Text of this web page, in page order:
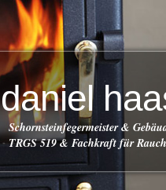
daniel
Schornsteinfegermeister &
TRGS 519 & Fachkraft für